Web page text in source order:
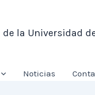
la Universidad
Noticias